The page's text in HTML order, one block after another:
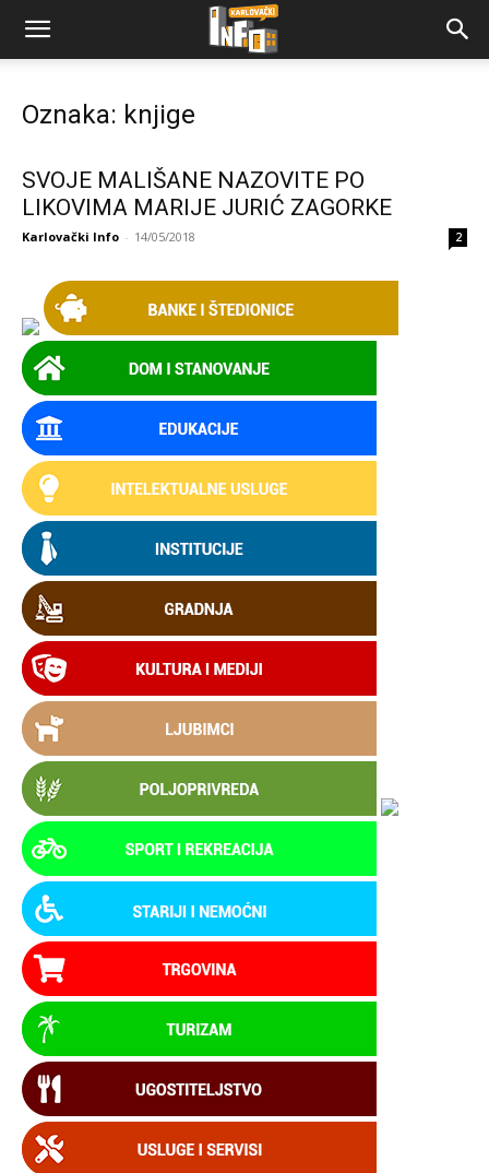
Oznaka: knjige
SVOJE MALIŠANE NAZOVITE PO
LIKOVIMA MARIJE JURIĆ ZAGORKE
Karlovački Info - 14/05/2018 2